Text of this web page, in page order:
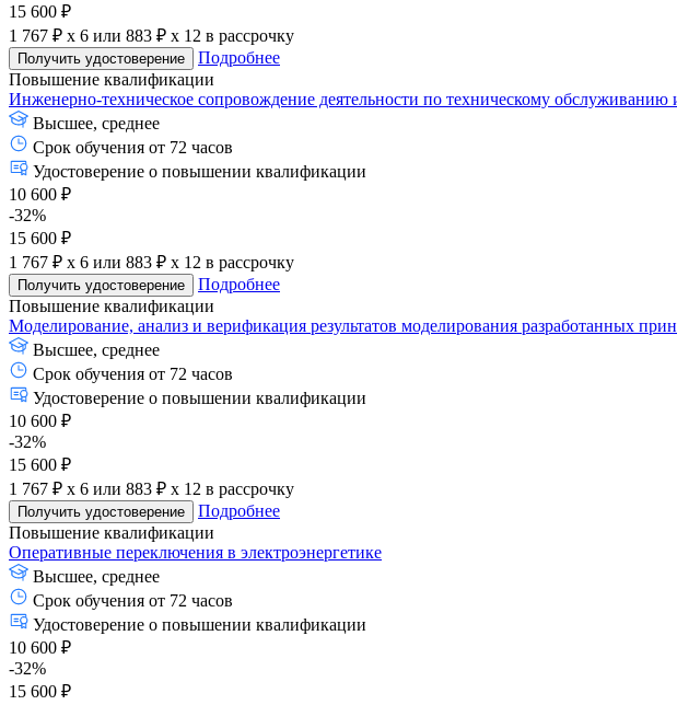
15 600 ₽
1 767 ₽ x 6 или 883 ₽ x 12 в рассрочку
Получить удостоверение
Подробнее
Повышение квалификации
Инженерно-техническое сопровождение деятельности по техническому
Высшее, среднее
Срок обучения от 72 часов
Удостоверение о повышении квалификации
10 600 ₽
-32%
15 600 ₽
1 767 ₽ x 6 или 883 ₽ x 12 в рассрочку
Получить удостоверение
Подробнее
Повышение квалификации
Моделирование, анализ и верификация результатов моделирования разработанных
Высшее, среднее
Срок обучения от 72 часов
Удостоверение о повышении квалификации
10 600 ₽
-32%
15 600 ₽
1 767 ₽ x 6 или 883 ₽ x 12 в рассрочку
Получить удостоверение
Подробнее
Повышение квалификации
Оперативные переключения в электроэнергетике
Высшее, среднее
Срок обучения от 72 часов
Удостоверение о повышении квалификации
10 600 ₽
-32%
15 600 ₽